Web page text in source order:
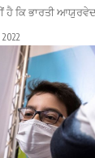
ਕਿ ਭਾਰਤੀ
2022